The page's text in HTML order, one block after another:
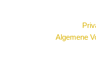
Algemene